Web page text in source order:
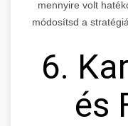
mennyire volt
módosítsd a
6.
és